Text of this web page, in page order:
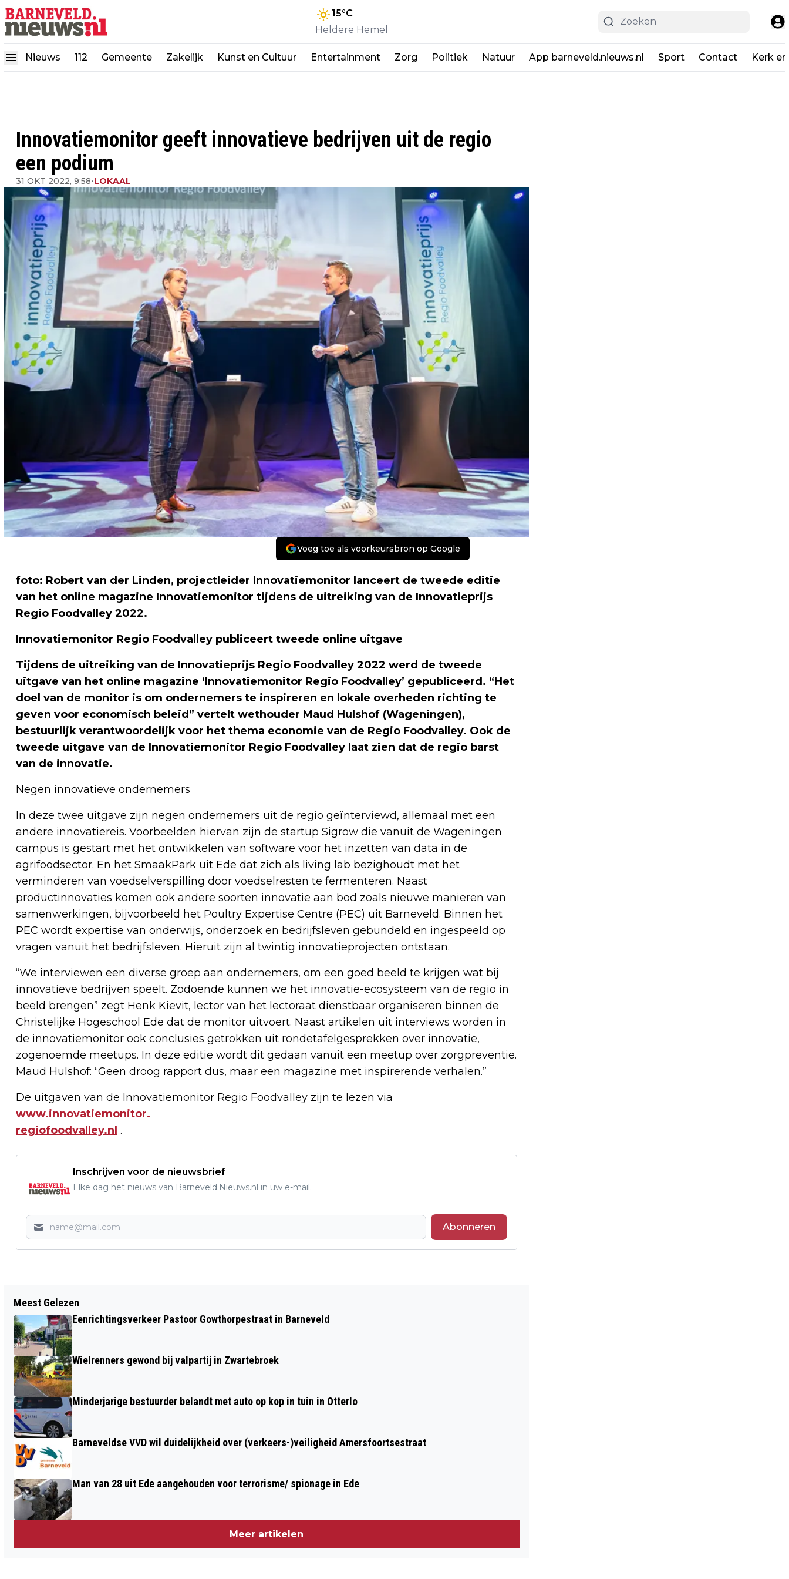
15°C
Heldere Hemel
Nieuws 112 Gemeente Zakelijk Kunst en Cultuur Entertainment Zorg Politiek Natuur App barneveld.nieuws.nl Sport Contact Kerk
Innovatiemonitor geeft innovatieve bedrijven uit de regio
een podium
31 OKT 2022, 9:58•LOKAAL
Voeg toe als voorkeursbron op Google
foto: Robert van der Linden, projectleider Innovatiemonitor lanceert de tweede editie
van het online magazine Innovatiemonitor tijdens de uitreiking van de Innovatieprijs
Regio Foodvalley 2022.
Innovatiemonitor Regio Foodvalley publiceert tweede online uitgave
Tijdens de uitreiking van de Innovatieprijs Regio Foodvalley 2022 werd de tweede
uitgave van het online magazine ‘Innovatiemonitor Regio Foodvalley’ gepubliceerd. “Het
doel van de monitor is om ondernemers te inspireren en lokale overheden richting te
geven voor economisch beleid” vertelt wethouder Maud Hulshof (Wageningen),
bestuurlijk verantwoordelijk voor het thema economie van de Regio Foodvalley. Ook de
tweede uitgave van de Innovatiemonitor Regio Foodvalley laat zien dat de regio barst
van de innovatie.
Negen innovatieve ondernemers
In deze twee uitgave zijn negen ondernemers uit de regio geïnterviewd, allemaal met een
andere innovatiereis. Voorbeelden hiervan zijn de startup Sigrow die vanuit de Wageningen
campus is gestart met het ontwikkelen van software voor het inzetten van data in de
agrifoodsector. En het SmaakPark uit Ede dat zich als living lab bezighoudt met het
verminderen van voedselverspilling door voedselresten te fermenteren. Naast
productinnovaties komen ook andere soorten innovatie aan bod zoals nieuwe manieren van
samenwerkingen, bijvoorbeeld het Poultry Expertise Centre (PEC) uit Barneveld. Binnen het
PEC wordt expertise van onderwijs, onderzoek en bedrijfsleven gebundeld en ingespeeld op
vragen vanuit het bedrijfsleven. Hieruit zijn al twintig innovatieprojecten ontstaan.
“We interviewen een diverse groep aan ondernemers, om een goed beeld te krijgen wat bij
innovatieve bedrijven speelt. Zodoende kunnen we het innovatie-ecosysteem van de regio in
beeld brengen” zegt Henk Kievit, lector van het lectoraat dienstbaar organiseren binnen de
Christelijke Hogeschool Ede dat de monitor uitvoert. Naast artikelen uit interviews worden in
de innovatiemonitor ook conclusies getrokken uit rondetafelgesprekken over innovatie,
zogenoemde meetups. In deze editie wordt dit gedaan vanuit een meetup over zorgpreventie.
Maud Hulshof: “Geen droog rapport dus, maar een magazine met inspirerende verhalen.”
De uitgaven van de Innovatiemonitor Regio Foodvalley zijn te lezen via
www.innovatiemonitor.
regiofoodvalley.nl .
Inschrijven voor de nieuwsbrief
Elke dag het nieuws van Barneveld.Nieuws.nl in uw e-mail.
Abonneren
INTERNATIONALE MILITAIRE OEFENING
KAN GELUIDSOVERLAST VEROORZAKEN
🌱🌳 4 EN 5 NOVEMBER
Meest Gelezen
Eenrichtingsverkeer Pastoor Gowthorpestraat in Barneveld
Wielrenners gewond bij valpartij in Zwartebroek
Minderjarige bestuurder belandt met auto op kop in tuin in Otterlo
Barneveldse VVD wil duidelijkheid over (verkeers-)veiligheid Amersfoortsestraat
Man van 28 uit Ede aangehouden voor terrorisme/ spionage in Ede
Meer artikelen